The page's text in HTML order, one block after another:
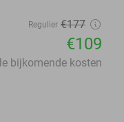
Regulier €177
€109
bijkomende kosten